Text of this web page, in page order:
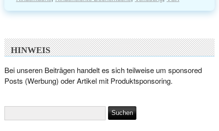
HINWEIS
Bei unseren Beiträgen handelt es sich teilweise um sponsored
Posts (Werbung) oder Artikel mit Produktsponsoring.